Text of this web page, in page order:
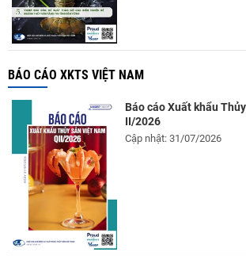
BÁO CÁO XKTS VIỆT NAM
Báo cáo Xuất khẩu
II/2026
Cập nhật: 31/07/2026